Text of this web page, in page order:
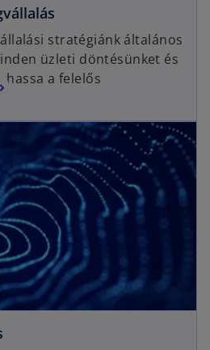
stratégiánk általános
üzleti döntésünket és
a felelős